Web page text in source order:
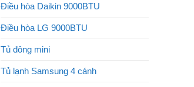
15.950.000₫.
Điều hòa Daikin 9000BTU
Điều hòa LG 9000BTU
Tủ đông mini
Tủ lạnh Samsung 4 cánh